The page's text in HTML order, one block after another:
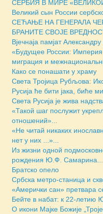
СЕРБИЯ В МИРЕ
Великий сын России
СЕЋАЊЕ НА ГЕНЕРАЛА
БРАНИТЕ СВОЈЕ
Вјечнаја памјат
«Будущее России: Империя
миграция и
Како се понашати у храму
Света Тројица Рубљова:
Русија ће бити јака, биће
Света Русија је жива
«Такой шаг послужит
отношений»...
«Не читай никаких
нет у них ...»...
Из жизни одной
рождения Ю.Ф. Самарина...
Братско опело
Србска метро-станица и
«Амерички сан» претвара
Бейте в набат: к 22-летию
О икони Мајке Божије